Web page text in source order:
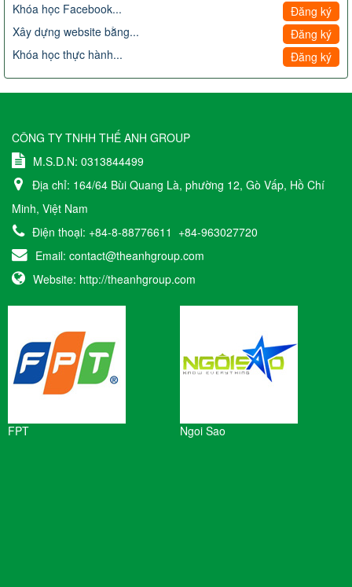
Khóa học Facebook...
Đăng ký
Xây dựng website bằng...
Đăng ký
Khóa học thực hành...
Đăng ký
CÔNG TY TNHH THẾ ANH GROUP
M.S.D.N: 0313844499
Địa chỉ: 164/64 Bùi Quang Là, phường 12, Gò Vấp, Hồ Chí
Minh, Việt Nam
Điện thoại: +84-8-88776611 +84-963027720
Email: contact@theanhgroup.com
Website: http://theanhgroup.com
FPT Ngoi Sao